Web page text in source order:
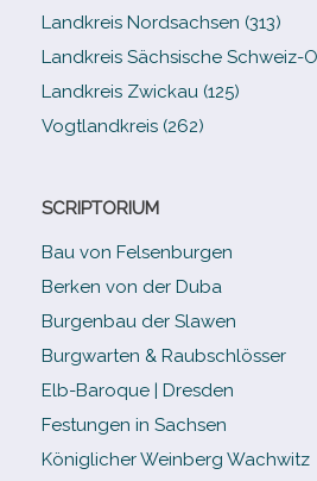
Landkreis Nordsachsen (313)
Landkreis Sächsische Schweiz-​
Landkreis Zwickau (125)
Vogtlandkreis (262)
SCRIPTORIUM
Bau von Felsenburgen
Berken von der Duba
Burgenbau der Slawen
Burgwarten & Raubschlösser
Elb-​Baroque | Dresden
Festungen in Sachsen
Königlicher Weinberg Wachwitz